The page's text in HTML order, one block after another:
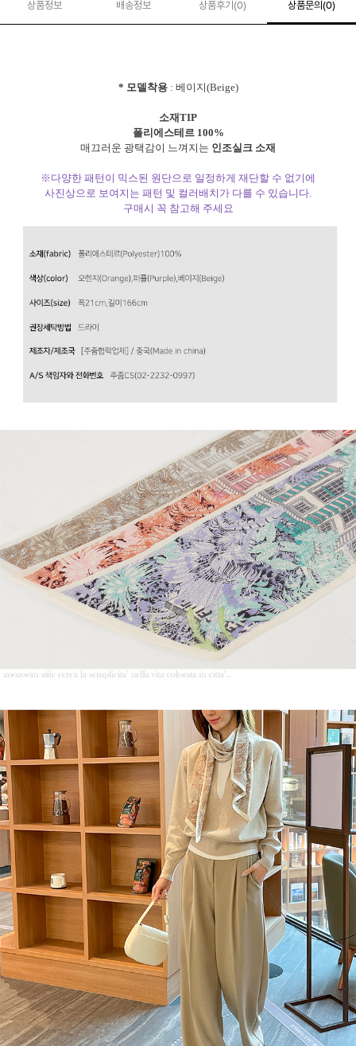
상품정보 배송정보 상품후기(0) 상품문의 (0)
* 모델착용: 베이지(Beige)
소재TIP
폴리에스테르 100%
매끄러운 광택감이 느껴지는 인조실크 소재
※다양한 패턴이 믹스된 원단으로 일정하게 재단할 수 없기에
사진상으로 보여지는 패턴 및 컬러배치가 다를 수 있습니다.
구매시 꼭 참고해 주세요